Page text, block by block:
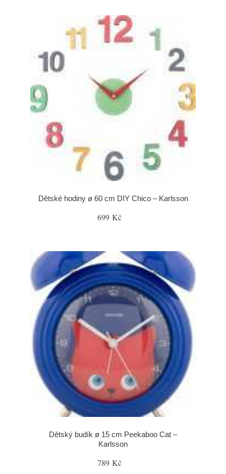
Dětské hodiny ø 60 cm DIY Chico – Karlsson
699 Kč
Dětský budík ø 15 cm Peekaboo Cat –
Karlsson
789 Kč